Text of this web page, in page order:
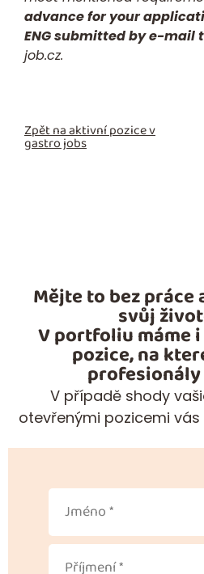
advance for your
ENG submitted by e-mail
job.cz.
Zpět na aktivní pozice v
gastro jobs
Mějte to bez práce
svůj
V portfoliu máme
pozice, na
V případě shody
otevřenými pozicemi